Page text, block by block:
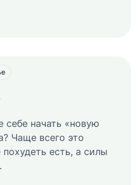
себе начать «новую
Чаще всего это
есть, а силы